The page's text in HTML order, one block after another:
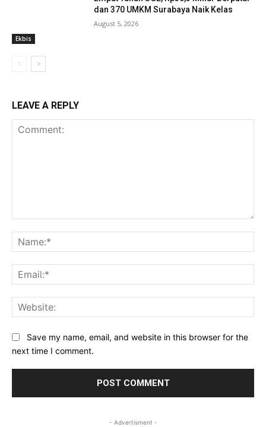
Ekbis
dan 370 UMKM Surabaya Naik Kelas
August 5, 2026
LEAVE A REPLY
Save my name, email, and website in this browser for the
next time I comment.
- Advertisment -